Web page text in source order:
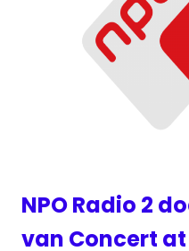
NPO Radio 2
van Concert at